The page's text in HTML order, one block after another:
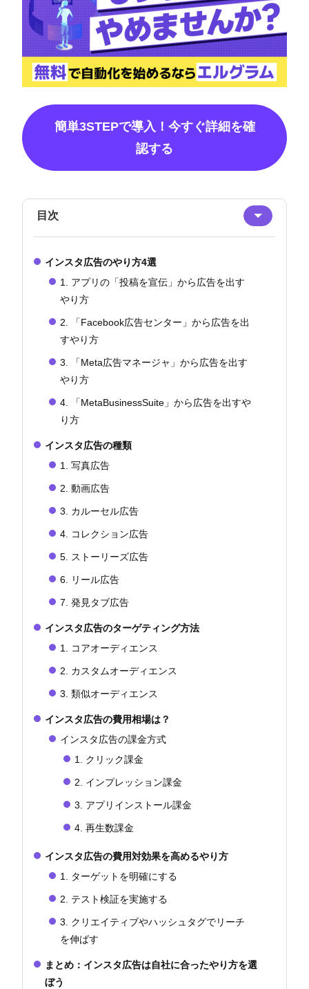
簡単3STEPで導入！今すぐ詳細を確
認する
目次
インスタ広告のやり方4選
1. アプリの「投稿を宣伝」から広告を出す
やり方
2. 「Facebook広告センター」から広告を出
すやり方
3. 「Meta広告マネージャ」から広告を出す
やり方
4. 「MetaBusinessSuite」から広告を出すや
り方
インスタ広告の種類
1. 写真広告
2. 動画広告
3. カルーセル広告
4. コレクション広告
5. ストーリーズ広告
6. リール広告
7. 発見タブ広告
インスタ広告のターゲティング方法
1. コアオーディエンス
2. カスタムオーディエンス
3. 類似オーディエンス
インスタ広告の費用相場は？
インスタ広告の課金方式
1. クリック課金
2. インプレッション課金
3. アプリインストール課金
4. 再生数課金
インスタ広告の費用対効果を高めるやり方
1. ターゲットを明確にする
2. テスト検証を実施する
3. クリエイティブやハッシュタグでリーチ
を伸ばす
まとめ：インスタ広告は自社に合ったやり方を選
ぼう